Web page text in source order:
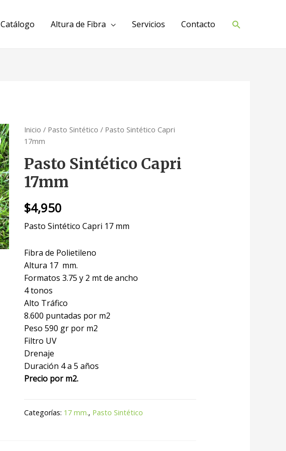
Catálogo Altura de Fibra Servicios Contacto Buscar
Inicio / Pasto Sintético / Pasto Sintético Capri
17mm
Pasto Sintético Capri
17mm
$4,950
Pasto Sintético Capri 17 mm
Fibra de Polietileno
Altura 17 mm.
Formatos 3.75 y 2 mt de ancho
4 tonos
Alto Tráfico
8.600 puntadas por m2
Peso 590 gr por m2
Filtro UV
Drenaje
Duración 4 a 5 años
Precio por m2.
Categorías: 17 mm., Pasto Sintético